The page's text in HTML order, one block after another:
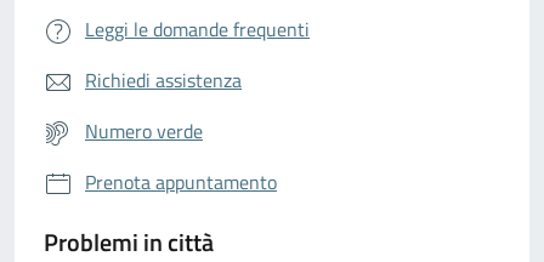
Leggi le domande frequenti
Richiedi assistenza
Numero verde
Prenota appuntamento
Problemi in città